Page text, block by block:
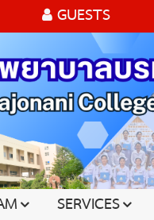
GUESTS
SERVICES